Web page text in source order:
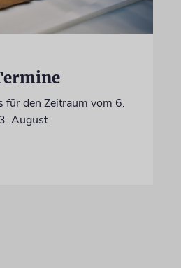
für den Zeitraum vom 6.
August